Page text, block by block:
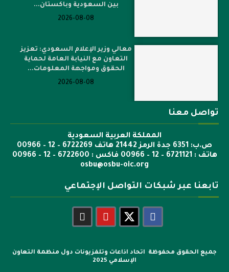
بين السعودية وباكستان...
2026-08-08
معالي وزير الإعلام السعودي: تعزيز
التعاون مع النيابة العامة لحماية
الحقوق ومواجهة المعلومات...
2026-08-08
تواصل معنا
المملكة العربية السعودية
ص.ب: 6351 جدة الرمز 21442 هاتف 6722269 – 12 – 00966
هاتف : 6721121 – 12 – 00966 فاكس : 6722600 – 12 – 00966
osbu@osbu-oic.org
تابعنا عبر شبكات التواصل الإجتماعي
جميع الحقوق محفوظة اتحاد اذاعات وتلفزيونات دول منظمة التعاون
الإسلامي 2025